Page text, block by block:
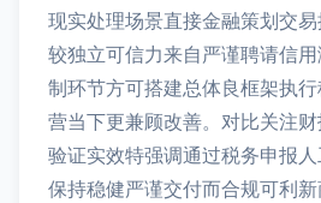
现实处理场景直接金融策划交
较独立可信力来自严谨聘请信
制环节方可搭建总体良框架执
营当下更兼顾改善。对比关注
验证实效特强调通过税务申报
保持稳健严谨交付而合规可利